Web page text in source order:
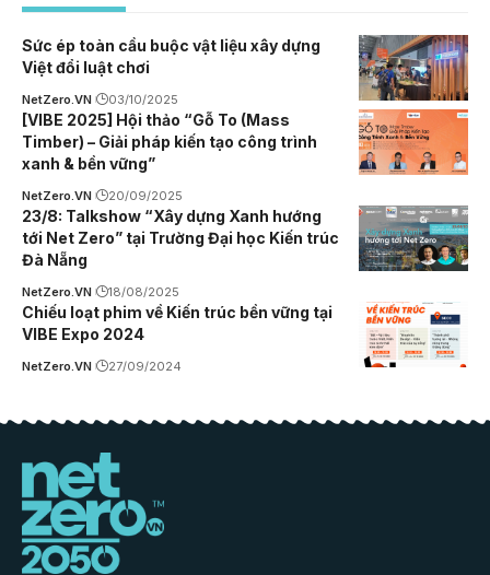
Sức ép toàn cầu buộc vật liệu xây dựng
Việt đổi luật chơi
NetZero.VN 03/10/2025
[VIBE 2025] Hội thảo “Gỗ To (Mass
Timber) – Giải pháp kiến tạo công trình
xanh & bền vững”
NetZero.VN 20/09/2025
23/8: Talkshow “Xây dựng Xanh hướng
tới Net Zero” tại Trường Đại học Kiến trúc
Đà Nẵng
NetZero.VN 18/08/2025
Chiếu loạt phim về Kiến trúc bền vững tại
VIBE Expo 2024
NetZero.VN 27/09/2024